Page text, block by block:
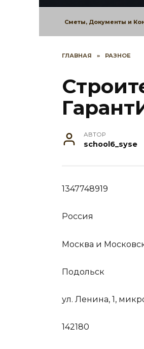
Сметы, Документы и
ГЛАВНАЯ » РАЗНОЕ
АВТОР
school6_syse
1347748919
Россия
Москва и
Подольск
ул. Ленина, 1,
142180